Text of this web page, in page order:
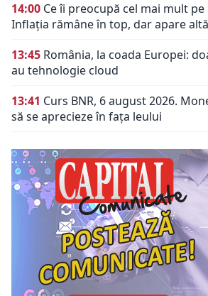
14:00 Ce îi preocupă cel mai mult
Inflația rămâne în top, dar apare
13:45 România, la coada Europei:
au tehnologie cloud
13:41 Curs BNR, 6 august 2026.
să se aprecieze în fața leului